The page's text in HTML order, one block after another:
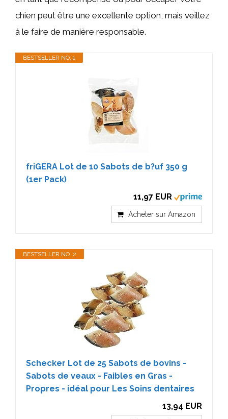
chien peut être une excellente option, mais veillez
à le faire de manière responsable.
BESTSELLER NO. 1
friGERA Lot de 10 Sabots de b?uf 350 g
(1er Pack)
11,97 EUR
Acheter sur Amazon
BESTSELLER NO. 2
Schecker Lot de 25 Sabots de bovins -
Sabots de veaux - Faibles en Gras -
Propres - idéal pour Les Soins dentaires
13,94 EUR